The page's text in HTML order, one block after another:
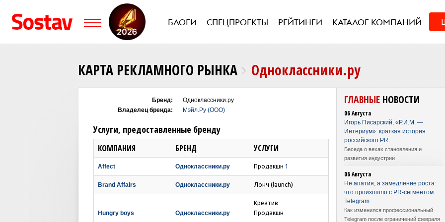
БЛОГИ СПЕЦПРОЕКТЫ РЕЙТИНГИ КАТАЛОГ КОМПАНИЙ
КАРТА РЕКЛАМНОГО РЫНКА Одноклассники.ру
Бренд:
Одноклассники.ру
Владелец бренда:
Мэйл.Ру (ООО)
Услуги, предоставленные бренду
КОМПАНИЯ БРЕНД УСЛУГИ
Affect Одноклассники.ру Продакшн 1
Brand Affairs Одноклассники.ру Лонч (launch)
Hungry boys Одноклассники.ру
Креатив
Продакшн
ГЛАВНЫЕ НОВОСТИ
06 Августа
Игорь Писарский, «Р.И.М. —
Интериум»: краткая история
российского PR
Беседа о вехах становления и
развития индустрии
06 Августа
Не апатия, а замедление роста:
что произошло с PR-сегментом
Telegram
Как изменился профессиональный
Telegram после ограничений февраля